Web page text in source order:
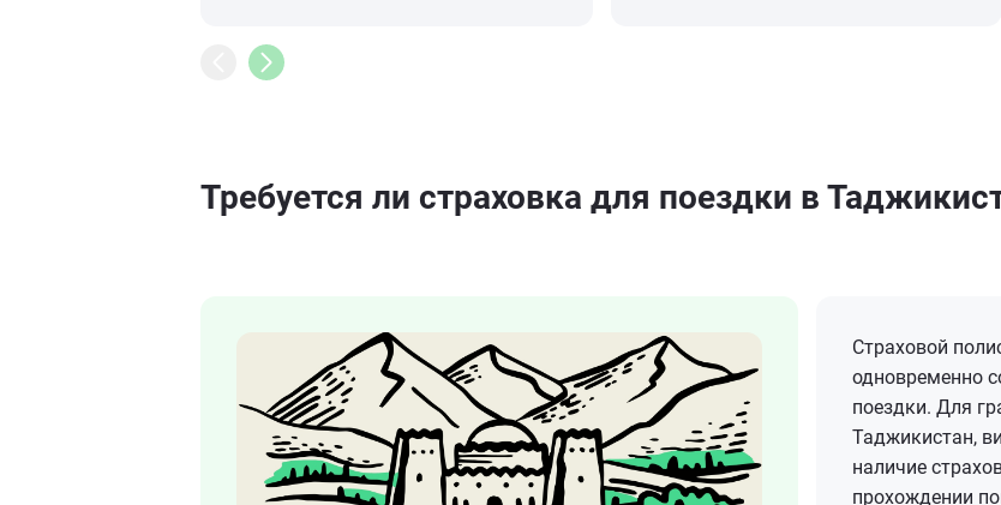
Требуется ли страховка для поездки в
Страховой
одновременно
поездки. Для
Таджикистан,
наличие
прохождении